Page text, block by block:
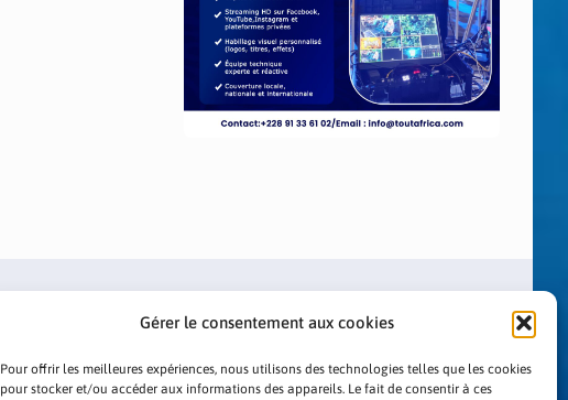
Gérer le consentement aux cookies
Pour offrir les meilleures expériences, nous utilisons des technologies telles que les cookies
pour stocker et/ou accéder aux informations des appareils. Le fait de consentir à ces